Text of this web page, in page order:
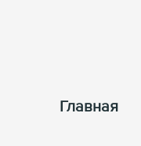
Главная